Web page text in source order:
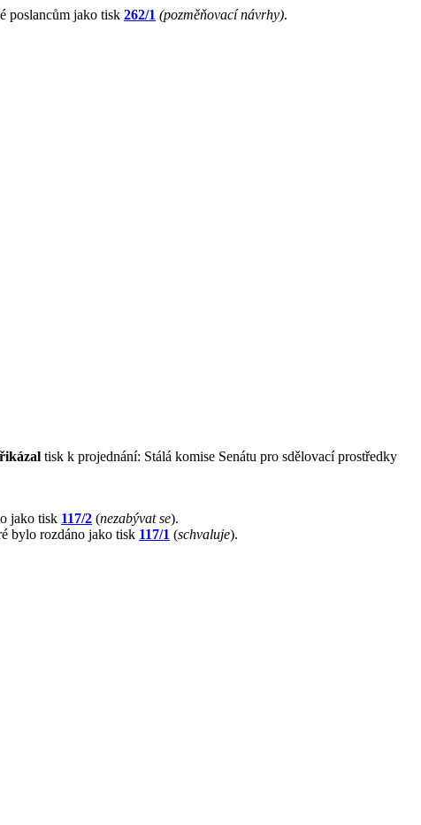
poslancům jako tisk 262/1 (pozměňovací návrhy).
tisk k projednání: Stálá komise Senátu pro sdělovací prostředky
jako tisk 117/2 (nezabývat se).
bylo rozdáno jako tisk 117/1 (schvaluje).